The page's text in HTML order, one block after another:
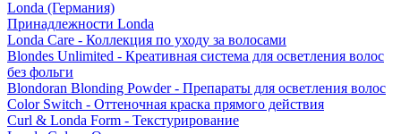
Londa (Германия)
Принадлежности Londa
Londa Care - Коллекция по уходу за волосами
Blondes Unlimited - Креативная система для осветления волос
без фольги
Blondoran Blonding Powder - Препараты для осветления волос
Color Switch - Оттеночная краска прямого действия
Curl & Londa Form - Текстурирование